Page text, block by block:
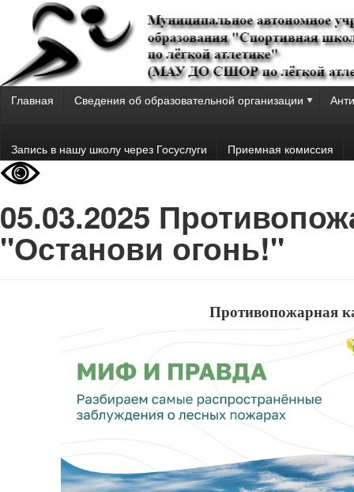
Главная Сведения об образовательной организации
Запись в нашу школу через Госуслуги Приемная комиссия
05.03.2025
"Останови огонь!"
Противопожарная